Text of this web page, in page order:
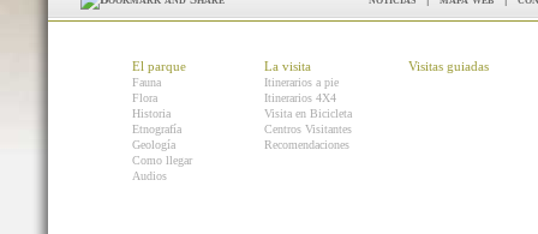
El parque
Fauna
Flora
Historia
Etnografía
Geología
Como llegar
Audios
La visita
Itinerarios a pie
Itinerarios 4X4
Visita en Bicicleta
Centros Visitantes
Recomendaciones
Visitas guiadas